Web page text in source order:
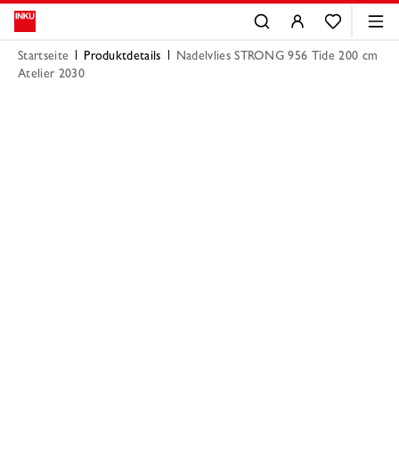
Startseite Produktdetails
Nadelvlies STRONG 956 Tide 200 cm
Atelier 2030